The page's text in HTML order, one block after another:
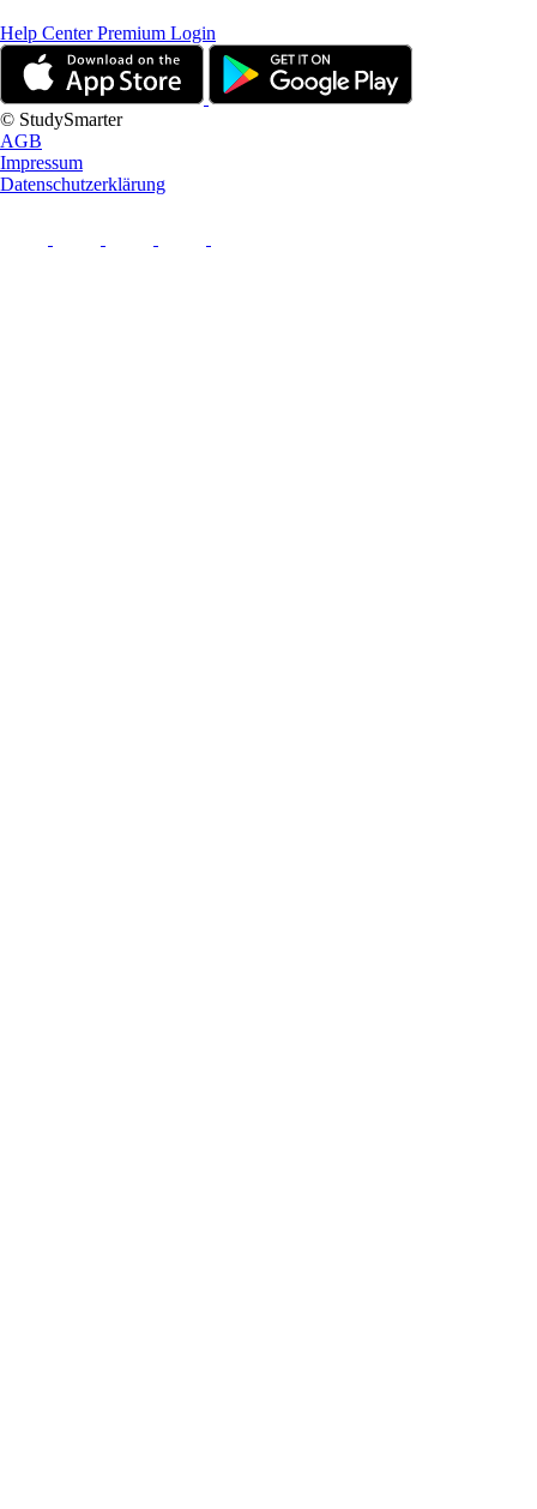
Help CenterPremium Login
© StudySmarter
AGB
Impressum
Datenschutzerklärung